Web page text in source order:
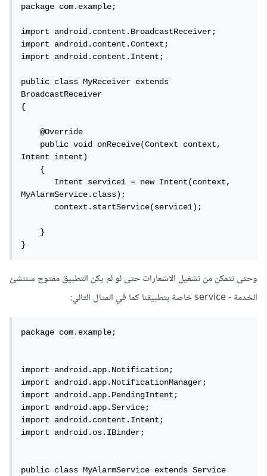
package com.example;
import android.content.BroadcastReceiver;
import android.content.Context;
import android.content.Intent;
public class MyReceiver extends
BroadcastReceiver
{
    @Override
    public void onReceive(Context context,
Intent intent)
    {
       Intent service1 = new Intent(context,
MyAlarmService.class);
       context.startService(service1);
    }
}
وحتى نتمكن من تشغيل الاشعارات حتى لو لم يكن التطبيق مفتوح سننشئ
الخدمة - service خاصة بتطبيقنا كما في المثال التالي:
package com.example;
import android.app.Notification;
import android.app.NotificationManager;
import android.app.PendingIntent;
import android.app.Service;
import android.content.Intent;
import android.os.IBinder;
public class MyAlarmService extends Service